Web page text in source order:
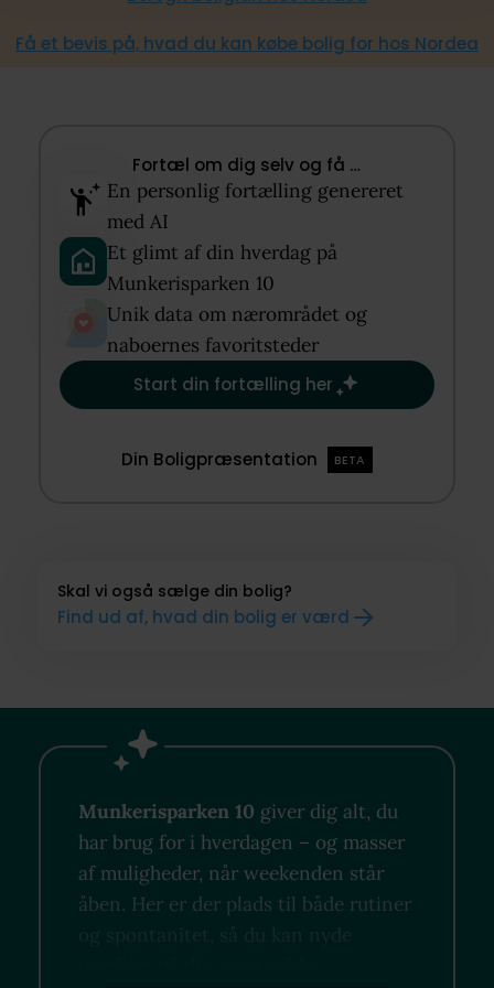
Få et bevis på, hvad du kan købe bolig for hos Nordea
Fortæl om dig selv og få …​
En personlig fortælling genereret
med AI​
Et glimt af din hverdag på
Munkerisparken 10​
Unik data om nærområdet og
naboernes favoritsteder​
Start din fortælling her
Din Boligpræsentation BETA
Skal vi også sælge din bolig?
Find ud af, hvad din bolig er værd
Munkerisparken 10 giver dig alt, du
har brug for i hverdagen – og masser
af muligheder, når weekenden står
åben. Her er der plads til både rutiner
og spontanitet, så du kan nyde